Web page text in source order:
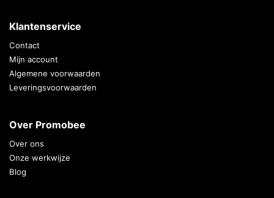
Klantenservice
Contact
Mijn account
Algemene voorwaarden
Leveringsvoorwaarden
Over Promobee
Over ons
Onze werkwijze
Blog